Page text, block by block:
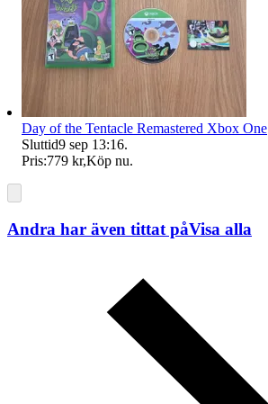
Day of the Tentacle Remastered Xbox One
Sluttid9 sep 13:16.
Pris:779 kr,Köp nu.
Andra har även tittat påVisa alla